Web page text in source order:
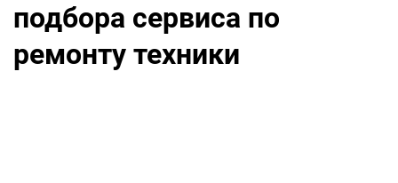
подбора сервиса по
ремонту техники